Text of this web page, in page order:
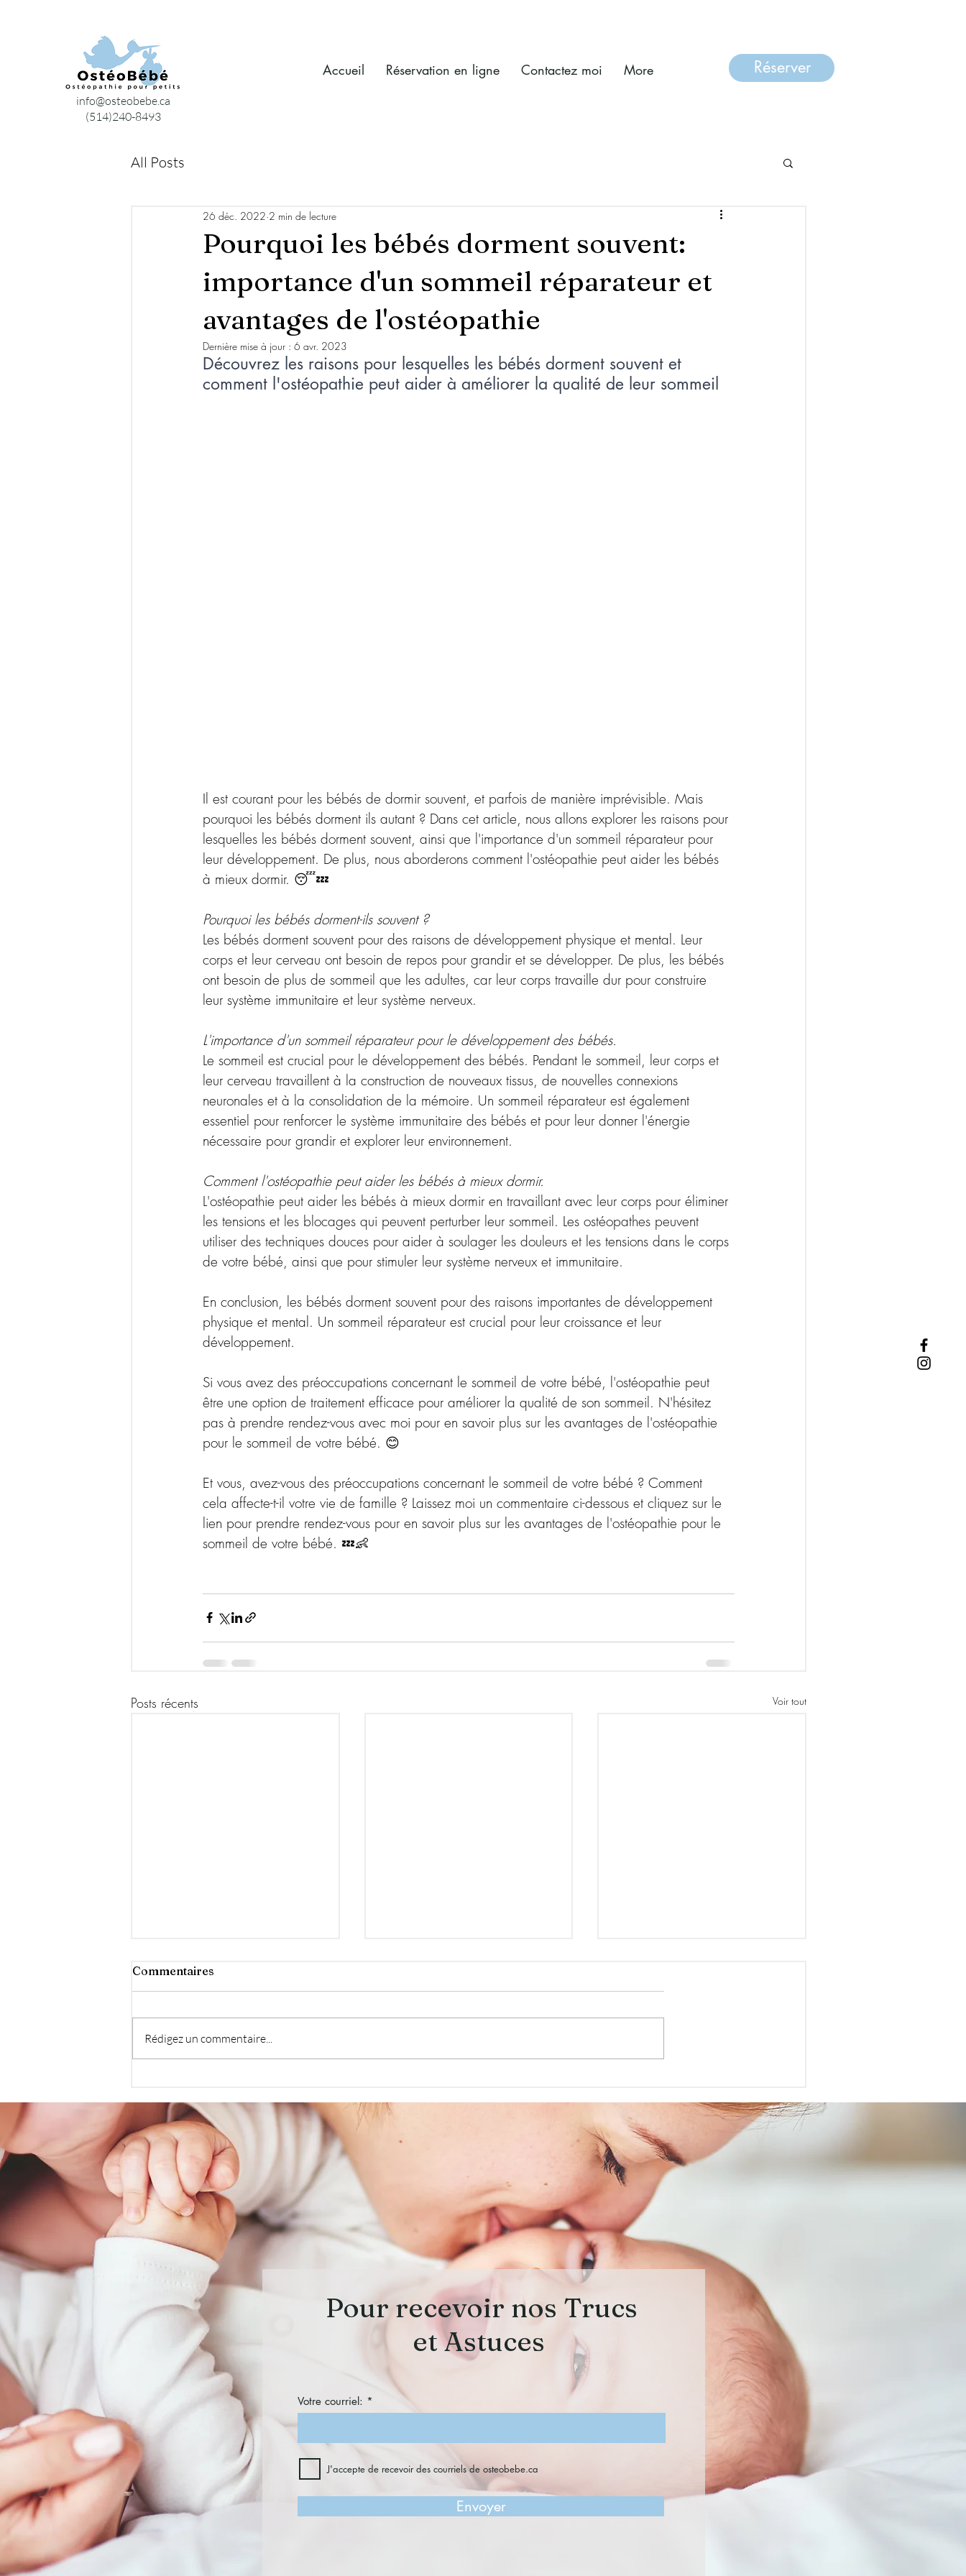
info@osteobebe.ca
(514)240-8493
Accueil Réservation en ligne Contactez moi More Réserver
All Posts
Pourquoi les bébés dorment souvent:
importance d'un sommeil réparateur et
avantages de l'ostéopathie
26 déc. 2022 2 min de lecture
Dernière mise à jour : 6 avr. 2023
Découvrez les raisons pour lesquelles les bébés dorment souvent et
comment l'ostéopathie peut aider à améliorer la qualité de leur sommeil
Il est courant pour les bébés de dormir souvent, et parfois de manière imprévisible. Mais
pourquoi les bébés dorment ils autant ? Dans cet article, nous allons explorer les raisons pour
lesquelles les bébés dorment souvent, ainsi que l'importance d'un sommeil réparateur pour
leur développement. De plus, nous aborderons comment l'ostéopathie peut aider les bébés
à mieux dormir. 😴💤
Pourquoi les bébés dorment-ils souvent ?
Les bébés dorment souvent pour des raisons de développement physique et mental. Leur
corps et leur cerveau ont besoin de repos pour grandir et se développer. De plus, les bébés
ont besoin de plus de sommeil que les adultes, car leur corps travaille dur pour construire
leur système immunitaire et leur système nerveux.
L'importance d'un sommeil réparateur pour le développement des bébés.
Le sommeil est crucial pour le développement des bébés. Pendant le sommeil, leur corps et
leur cerveau travaillent à la construction de nouveaux tissus, de nouvelles connexions
neuronales et à la consolidation de la mémoire. Un sommeil réparateur est également
essentiel pour renforcer le système immunitaire des bébés et pour leur donner l'énergie
nécessaire pour grandir et explorer leur environnement.
Comment l'ostéopathie peut aider les bébés à mieux dormir.
L'ostéopathie peut aider les bébés à mieux dormir en travaillant avec leur corps pour éliminer
les tensions et les blocages qui peuvent perturber leur sommeil. Les ostéopathes peuvent
utiliser des techniques douces pour aider à soulager les douleurs et les tensions dans le corps
de votre bébé, ainsi que pour stimuler leur système nerveux et immunitaire.
En conclusion, les bébés dorment souvent pour des raisons importantes de développement
physique et mental. Un sommeil réparateur est crucial pour leur croissance et leur
développement.
Si vous avez des préoccupations concernant le sommeil de votre bébé, l'ostéopathie peut
être une option de traitement efficace pour améliorer la qualité de son sommeil. N'hésitez
pas à prendre rendez-vous avec moi pour en savoir plus sur les avantages de l'ostéopathie
pour le sommeil de votre bébé. 😊
Et vous, avez-vous des préoccupations concernant le sommeil de votre bébé ? Comment
cela affecte-t-il votre vie de famille ? Laissez moi un commentaire ci-dessous et cliquez sur le
lien pour prendre rendez-vous pour en savoir plus sur les avantages de l'ostéopathie pour le
sommeil de votre bébé. 💤👶
Posts récents Voir tout
Maximiser les siestes
Commentaires
Rédigez un commentaire...
Pour recevoir nos Trucs
et Astuces
Votre courriel:
J'accepte de recevoir des courriels de osteobebe.ca
Envoyer